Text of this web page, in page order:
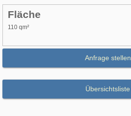
Fläche
110 qm²
Anfrage stellen
Übersichtsliste